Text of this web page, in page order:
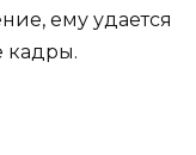
ему удается
кадры.